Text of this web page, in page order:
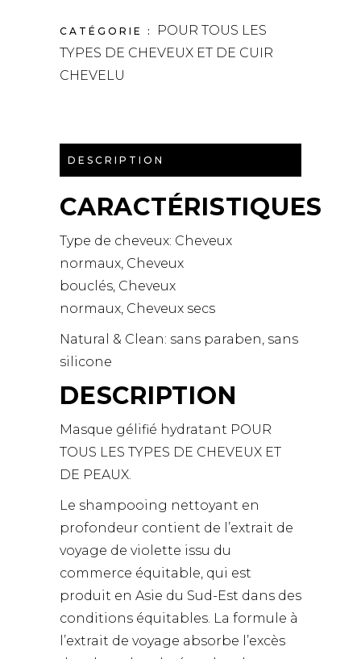
CATÉGORIE :
POUR TOUS LES
TYPES DE CHEVEUX ET DE CUIR
CHEVELU
DESCRIPTION
CARACTÉRISTIQUES
Type de cheveux: Cheveux
normaux, Cheveux
bouclés, Cheveux
normaux, Cheveux secs
Natural & Clean: sans paraben, sans
silicone
DESCRIPTION
Masque gélifié hydratant POUR
TOUS LES TYPES DE CHEVEUX ET
DE PEAUX.
Le shampooing nettoyant en
profondeur contient de l’extrait de
voyage de violette issu du
commerce équitable, qui est
produit en Asie du Sud-Est dans des
conditions équitables. La formule à
l’extrait de voyage absorbe l’excès